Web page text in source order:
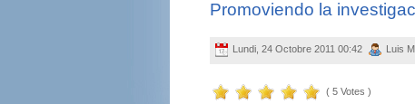
Promoviendo la
Lundi, 24 Octobre 2011 00:42 Luis
( 5 Votes )